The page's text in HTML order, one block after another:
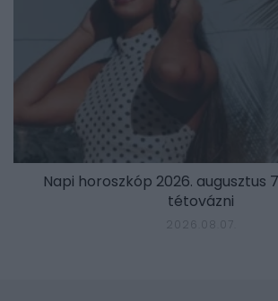
Napi horoszkóp 2026. augusztus
tétovázni
2026.08.07.